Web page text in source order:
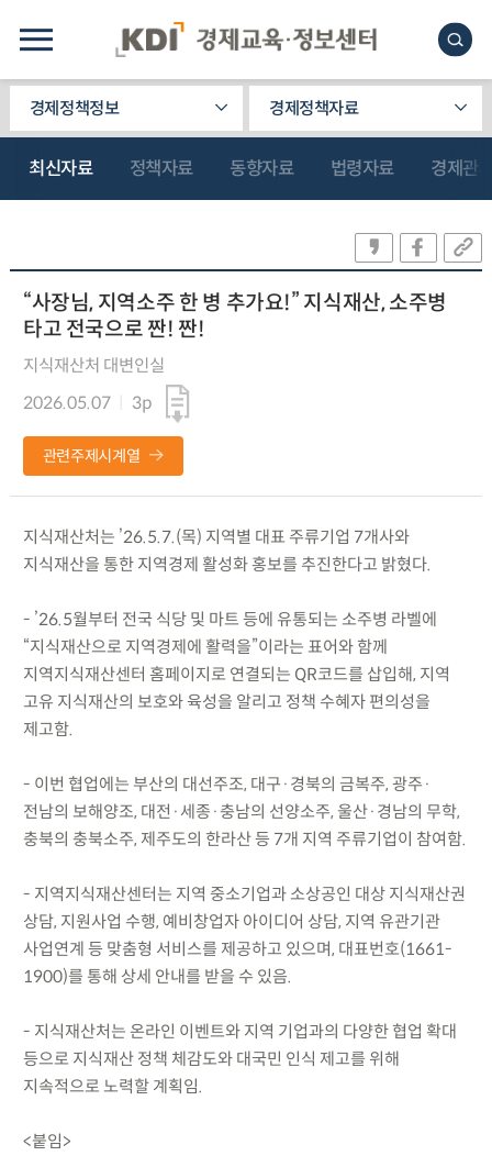
경제정책정보 경제정책자료
최신자료 정책자료 동향자료 법령자료 경제관
“사장님, 지역소주 한 병 추가요!” 지식재산, 소주병
타고 전국으로 짠! 짠!
지식재산처 대변인실
2026.05.07
3p
관련주제시계열
지식재산처는 ’26.5.7.(목) 지역별 대표 주류기업 7개사와
지식재산을 통한 지역경제 활성화 홍보를 추진한다고 밝혔다.
- ’26.5월부터 전국 식당 및 마트 등에 유통되는 소주병 라벨에
“지식재산으로 지역경제에 활력을”이라는 표어와 함께
지역지식재산센터 홈페이지로 연결되는 QR코드를 삽입해, 지역
고유 지식재산의 보호와 육성을 알리고 정책 수혜자 편의성을
제고함.
- 이번 협업에는 부산의 대선주조, 대구·경북의 금복주, 광주·
전남의 보해양조, 대전·세종·충남의 선양소주, 울산·경남의 무학,
충북의 충북소주, 제주도의 한라산 등 7개 지역 주류기업이 참여함.
- 지역지식재산센터는 지역 중소기업과 소상공인 대상 지식재산권
상담, 지원사업 수행, 예비창업자 아이디어 상담, 지역 유관기관
사업연계 등 맞춤형 서비스를 제공하고 있으며, 대표번호(1661-
1900)를 통해 상세 안내를 받을 수 있음.
- 지식재산처는 온라인 이벤트와 지역 기업과의 다양한 협업 확대
등으로 지식재산 정책 체감도와 대국민 인식 제고를 위해
지속적으로 노력할 계획임.
<붙임>